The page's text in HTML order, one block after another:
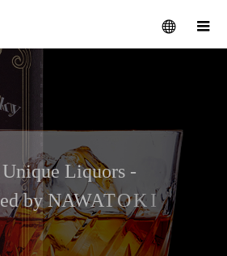
Unique Liquors -
ed by NAWATOKI